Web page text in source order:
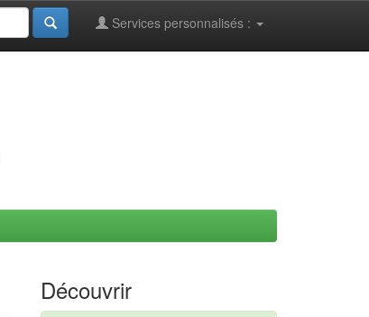
Services personnalisés :
Découvrir